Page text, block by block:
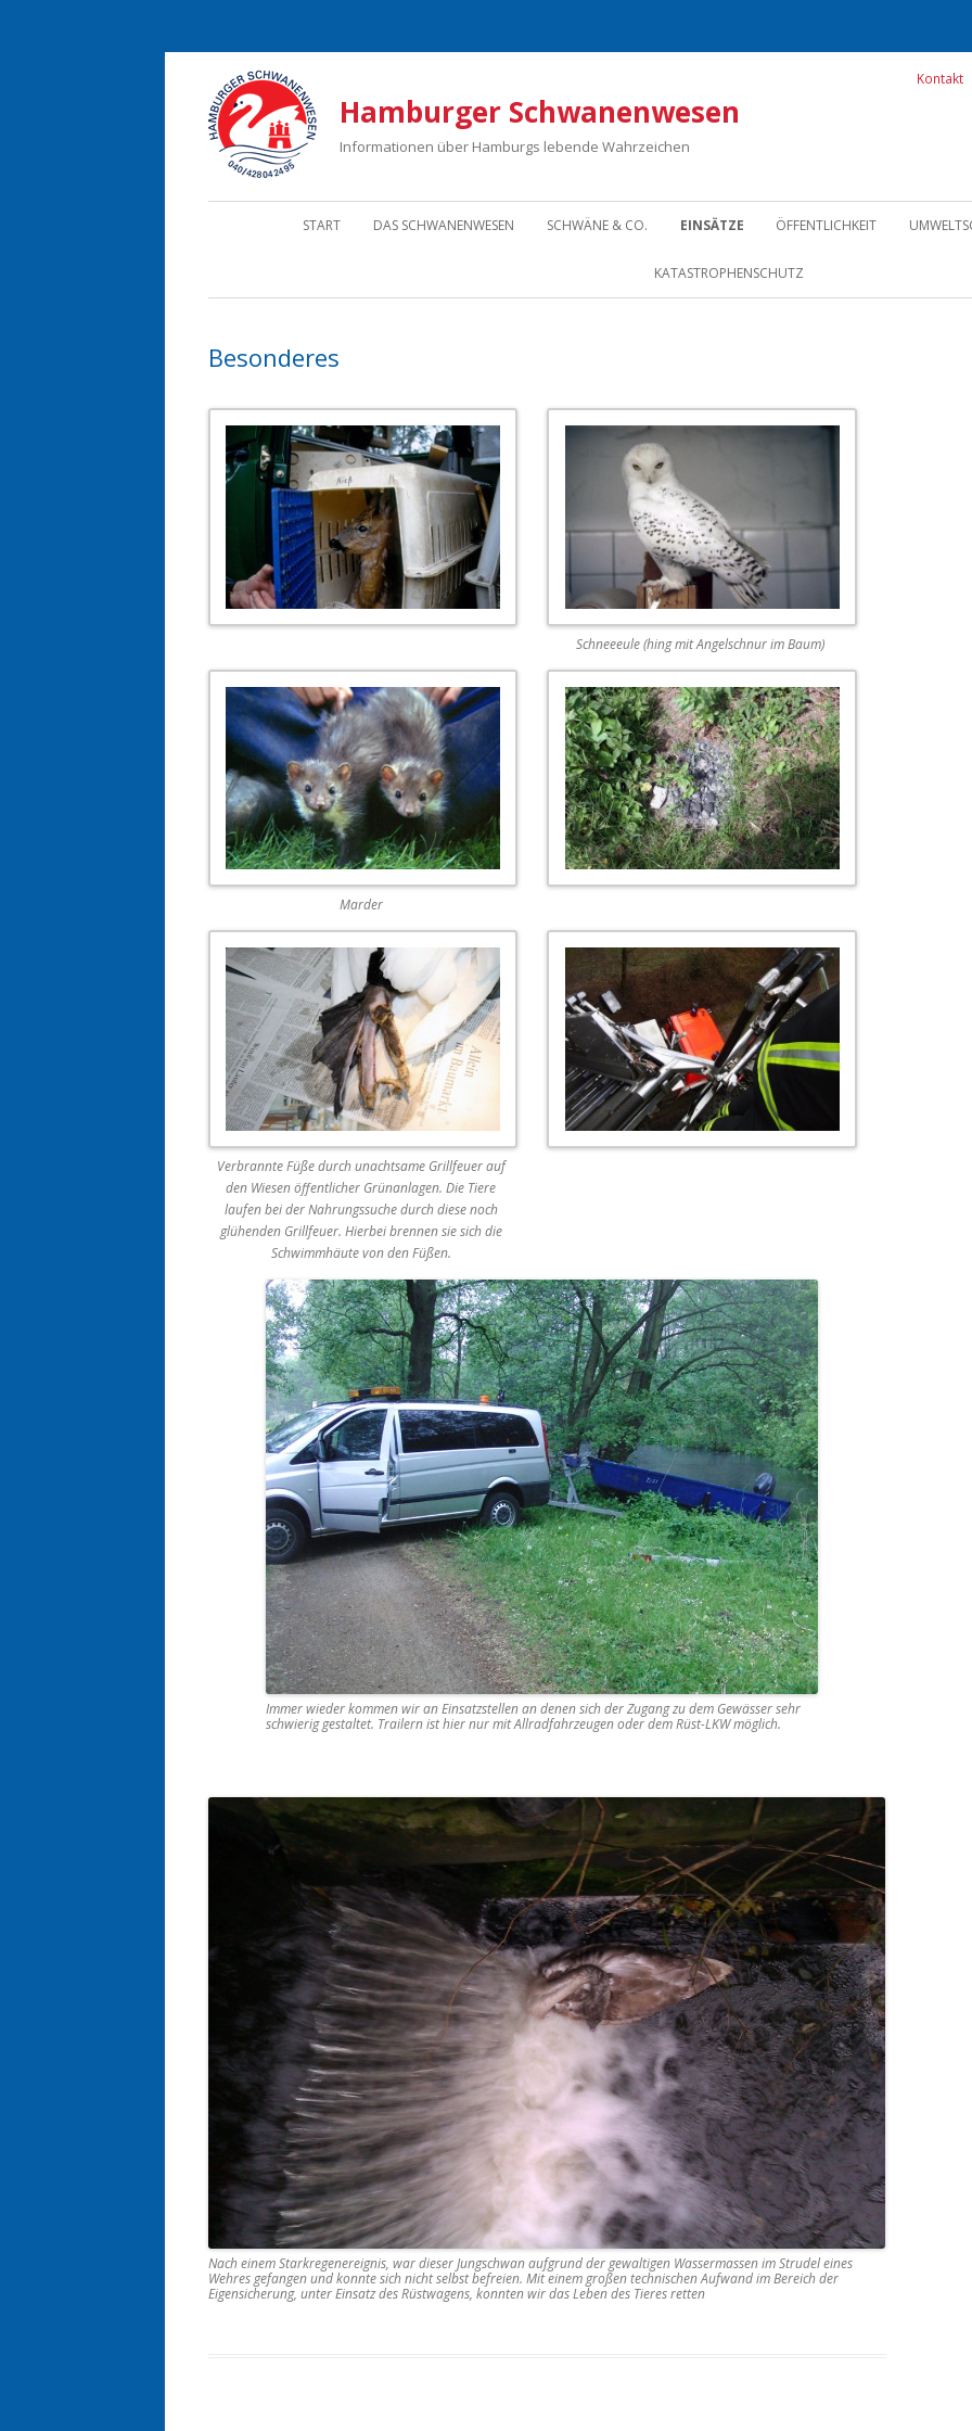
Kontakt
Hamburger Schwanenwesen
Informationen über Hamburgs lebende Wahrzeichen
Zum Inhalt springen
START DAS SCHWANENWESEN SCHWÄNE & CO. EINSÄTZE ÖFFENTLICHKEIT
KATASTROPHENSCHUTZ
Besonderes
Schneeeule (hing mit Angelschnur im Baum)
Marder
Verbrannte Füße durch unachtsame Grillfeuer auf
den Wiesen öffentlicher Grünanlagen. Die Tiere
laufen bei der Nahrungssuche durch diese noch
glühenden Grillfeuer. Hierbei brennen sie sich die
Schwimmhäute von den Füßen.
Immer wieder kommen wir an Einsatzstellen an denen sich der Zugang zu dem Gewässer sehr
schwierig gestaltet. Trailern ist hier nur mit Allradfahrzeugen oder dem Rüst-LKW möglich.
Nach einem Starkregenereignis, war dieser Jungschwan aufgrund der gewaltigen Wassermassen im Strudel eines
Wehres gefangen und konnte sich nicht selbst befreien. Mit einem großen technischen Aufwand im Bereich der
Eigensicherung, unter Einsatz des Rüstwagens, konnten wir das Leben des Tieres retten